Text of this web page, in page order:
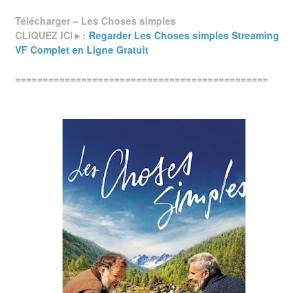
Télécharger – Les Choses simples
CLIQUEZ ICI►: Regarder Les Choses simples Streaming
VF Complet en Ligne Gratuit
==============================================